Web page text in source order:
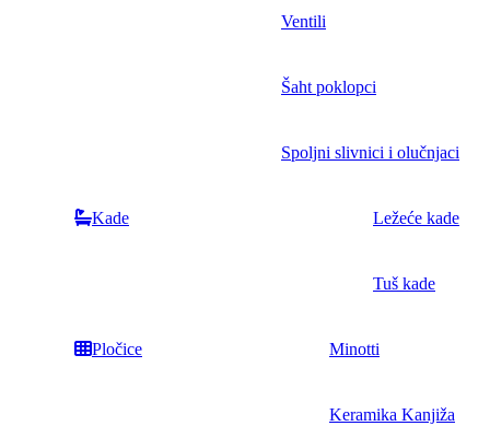
Ventili
Šaht poklopci
Spoljni slivnici i olučnjaci
Kade Ležeće kade
Tuš kade
Pločice Minotti
Keramika Kanjiža